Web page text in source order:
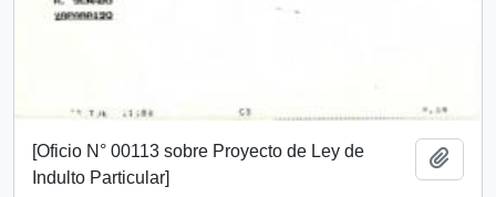
[Oficio N° 00113 sobre Proyecto de Ley de
Indulto Particular]